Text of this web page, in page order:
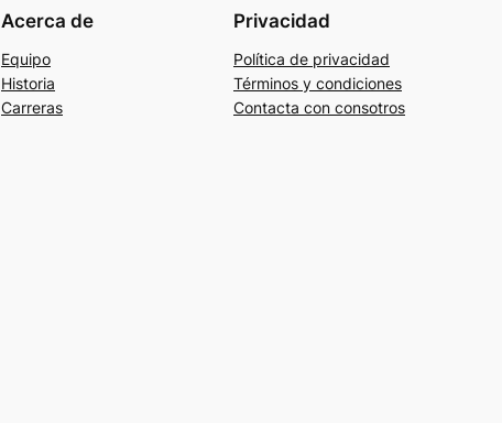
Acerca de
Equipo
Historia
Carreras
Privacidad
Política de privacidad
Términos y condiciones
Contacta con consotros